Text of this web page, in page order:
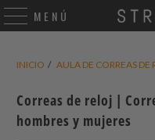
MENÚ
INICIO / AULA DE CORREAS DE
Correas de reloj |
hombres y mujeres